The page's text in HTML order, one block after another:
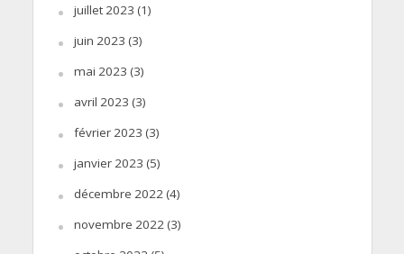
juillet 2023 (1)
juin 2023 (3)
mai 2023 (3)
avril 2023 (3)
février 2023 (3)
janvier 2023 (5)
décembre 2022(4)
novembre 2022(3)